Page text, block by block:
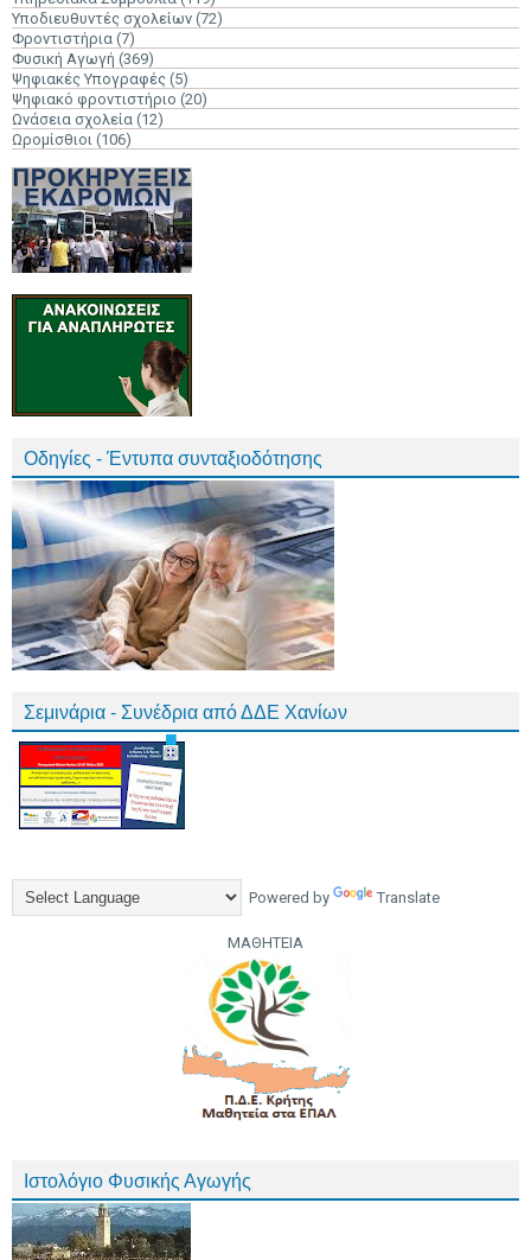
Υποδιευθυντές σχολείων (72)
Φροντιστήρια (7)
Φυσική Αγωγή (369)
Ψηφιακές Υπογραφές (5)
Ψηφιακό φροντιστήριο (20)
Ωνάσεια σχολεία (12)
Ωρομίσθιοι (106)
Οδηγίες - Έντυπα συνταξιοδότησης
Σεμινάρια - Συνέδρια από ΔΔΕ Χανίων
Powered by Translate
ΜΑΘΗΤΕΙΑ
Ιστολόγιο Φυσικής Αγωγής